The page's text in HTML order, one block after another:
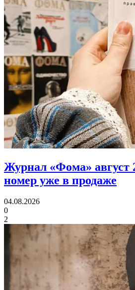
Журнал «Фома» август
номер уже в продаже
04.08.2026
0
2